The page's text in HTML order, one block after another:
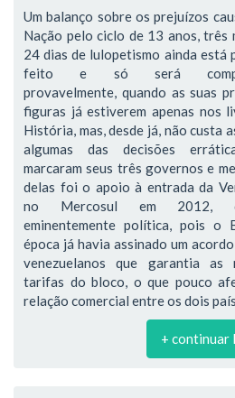
Um balanço sobre os prejuízos
Nação pelo ciclo de 13 anos, três
24 dias de lulopetismo ainda está
feito e só será
provavelmente, quando as suas
figuras já estiverem apenas nos
História, mas, desde já, não custa
algumas das decisões
marcaram seus três governos e
delas foi o apoio à entrada da
no Mercosul em 2012,
eminentemente política, pois o
época já havia assinado um
venezuelanos que garantia as
tarifas do bloco, o que pouco
relação comercial entre os dois
+ continuar